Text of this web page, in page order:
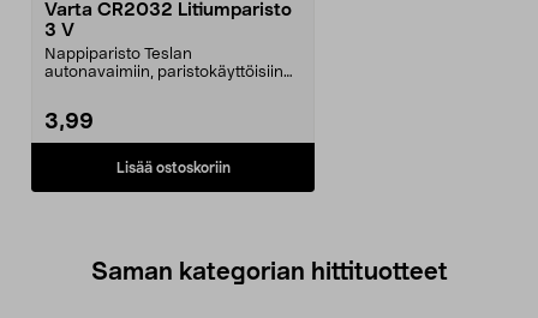
Varta CR2032 Litiumparisto
3 V
Nappiparisto Teslan
autonavaimiin, paristokäyttöisiin
3,99
Lisää ostoskoriin
Saman kategorian hittituotteet